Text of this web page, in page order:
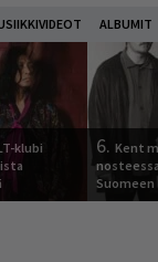
ALBUMIT
klubi
6. Kent
Suomeen